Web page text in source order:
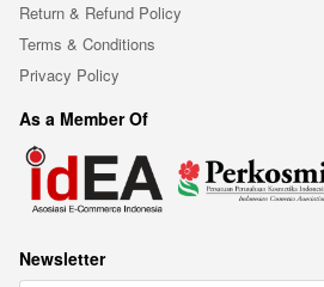
Return & Refund Policy
Terms & Conditions
Privacy Policy
As a Member Of
Newsletter